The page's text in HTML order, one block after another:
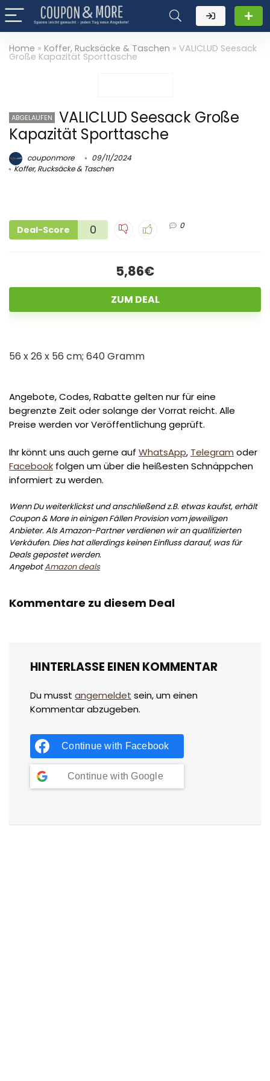
Home » Koffer, Rucksäcke & Taschen » VALICLUD Seesack
Große Kapazität Sporttasche
ABGELAUFEN
VALICLUD Seesack Große
Kapazität Sporttasche
couponmore
09/11/2024
Koffer, Rucksäcke & Taschen
Deal-Score 0 0
5,86€
ZUM DEAL
56 x 26 x 56 cm; 640 Gramm
Angebote, Codes, Rabatte gelten nur für eine
begrenzte Zeit oder solange der Vorrat reicht. Alle
Preise werden vor Veröffentlichung geprüft.
Ihr könnt uns auch gerne auf WhatsApp, Telegram oder
Facebook folgen um über die heißesten Schnäppchen
informiert zu werden.
Wenn Du weiterklickst und anschließend z.B. etwas kaufst, erhält
Coupon & More in einigen Fällen Provision vom jeweiligen
Anbieter. Als Amazon-Partner verdienen wir an qualifizierten
Verkäufen. Dies hat allerdings keinen Einfluss darauf, was für
Deals gepostet werden.
AngebotAmazon deals
Kommentare zu diesem Deal
HINTERLASSE EINEN KOMMENTAR
Du musst angemeldet sein, um einen
Kommentar abzugeben.
Continue with Facebook
Continue with Google